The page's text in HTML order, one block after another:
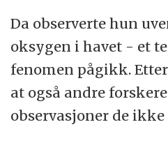
Da observerte hun
oksygen i havet - et
fenomen pågikk.
at også andre
observasjoner de